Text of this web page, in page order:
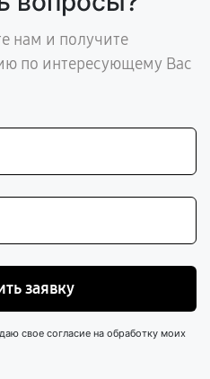
нам и получите
по интересующему Вас
заявку
свое согласие на обработку моих